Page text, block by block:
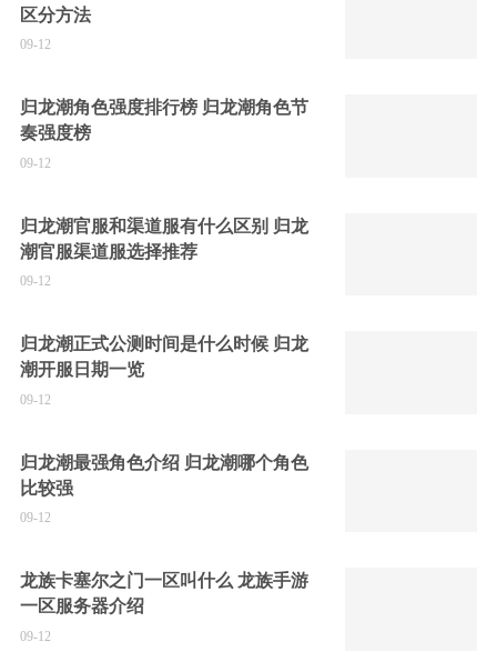
区分方法
09-12
归龙潮角色强度排行榜 归龙潮角色节
奏强度榜
09-12
归龙潮官服和渠道服有什么区别 归龙
潮官服渠道服选择推荐
09-12
归龙潮正式公测时间是什么时候 归龙
潮开服日期一览
09-12
归龙潮最强角色介绍 归龙潮哪个角色
比较强
09-12
龙族卡塞尔之门一区叫什么 龙族手游
一区服务器介绍
09-12